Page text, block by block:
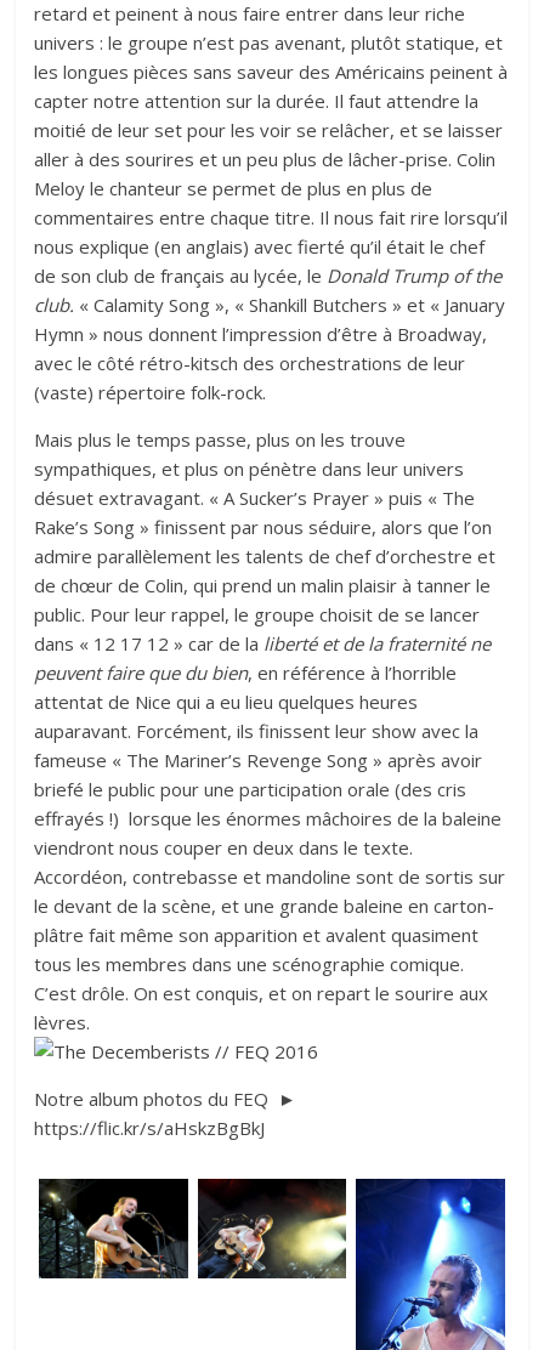
retard et peinent à nous faire entrer dans leur riche
univers : le groupe n’est pas avenant, plutôt statique, et
les longues pièces sans saveur des Américains peinent à
capter notre attention sur la durée. Il faut attendre la
moitié de leur set pour les voir se relâcher, et se laisser
aller à des sourires et un peu plus de lâcher-prise. Colin
Meloy le chanteur se permet de plus en plus de
commentaires entre chaque titre. Il nous fait rire lorsqu’il
nous explique (en anglais) avec fierté qu’il était le chef
de son club de français au lycée, le Donald Trump of the
club. « Calamity Song », « Shankill Butchers » et « January
Hymn » nous donnent l’impression d’être à Broadway,
avec le côté rétro-kitsch des orchestrations de leur
(vaste) répertoire folk-rock.
Mais plus le temps passe, plus on les trouve
sympathiques, et plus on pénètre dans leur univers
désuet extravagant. « A Sucker’s Prayer » puis « The
Rake’s Song » finissent par nous séduire, alors que l’on
admire parallèlement les talents de chef d’orchestre et
de chœur de Colin, qui prend un malin plaisir à tanner le
public. Pour leur rappel, le groupe choisit de se lancer
dans « 12 17 12 » car de la liberté et de la fraternité ne
peuvent faire que du bien, en référence à l’horrible
attentat de Nice qui a eu lieu quelques heures
auparavant. Forcément, ils finissent leur show avec la
fameuse « The Mariner’s Revenge Song » après avoir
briefé le public pour une participation orale (des cris
effrayés !) lorsque les énormes mâchoires de la baleine
viendront nous couper en deux dans le texte.
Accordéon, contrebasse et mandoline sont de sortis sur
le devant de la scène, et une grande baleine en carton-
plâtre fait même son apparition et avalent quasiment
tous les membres dans une scénographie comique.
C’est drôle. On est conquis, et on repart le sourire aux
lèvres.
Notre album photos du FEQ ►
https://flic.kr/s/aHskzBgBkJ